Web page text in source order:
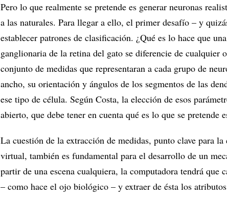
Pero lo que realmente se pretende es generar neuronas
a las naturales. Para llegar a ello, el primer desafío – y
establecer patrones de clasificación. ¿Qué es lo hace que
ganglionaria de la retina del gato se diferencie de cualquier
conjunto de medidas que representaran a cada grupo de
ancho, su orientación y ángulos de los segmentos de las
ese tipo de célula. Según Costa, la elección de esos
abierto, que debe tener en cuenta qué es lo que se pretende
La cuestión de la extracción de medidas, punto clave para
virtual, también es fundamental para el desarrollo de un
partir de una escena cualquiera, la computadora tendrá que
– como hace el ojo biológico – y extraer de ésta los